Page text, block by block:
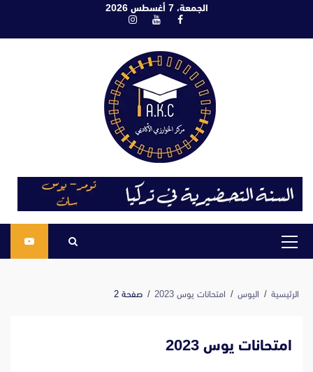
الجمعة، 7 أغسطس 2026
فيسبوكيوتيوبانستغرام
القائمة
الرئيسية اليوس امتحانات يوس 2023 صفحة 2
امتحانات يوس 2023